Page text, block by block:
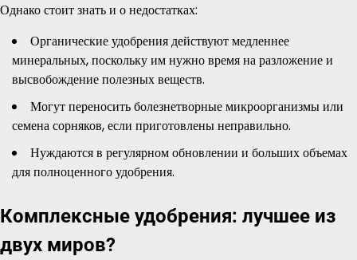
Однако стоит знать и о недостатках:
Органические удобрения действуют медленнее
минеральных, поскольку им нужно время на разложение и
высвобождение полезных веществ.
Могут переносить болезнетворные микроорганизмы или
семена сорняков, если приготовлены неправильно.
Нуждаются в регулярном обновлении и больших объемах
для полноценного удобрения.
Комплексные удобрения: лучшее из
двух миров?